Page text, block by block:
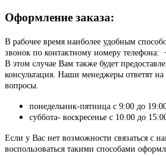
Оформление заказа:
В рабочее время наиболее удобным
звонок по контактному номеру телефона:
В этом случае Вам также будет
консультация. Наши менеджеры ответят
вопросы.
понедельник-пятница с 9:00 до
суббота- воскресенье с 10:00 до
Если у Вас нет возможности связаться с
воспользоваться такими способами